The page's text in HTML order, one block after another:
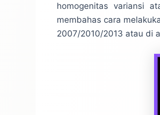
homogenitas variansi
membahas cara
2007/2010/2013 atau di